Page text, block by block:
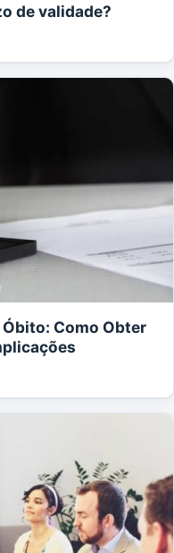
de validade?
Como Obter